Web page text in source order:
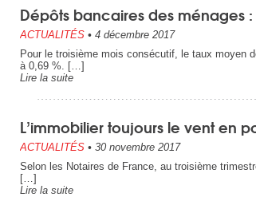
Dépôts bancaires des ménages
ACTUALITÉS • 4 décembre 2017
Pour le troisième mois consécutif, le taux moyen
à 0,69 %. […]
Lire la suite
L’immobilier toujours le vent en
ACTUALITÉS • 30 novembre 2017
Selon les Notaires de France, au troisième
[…]
Lire la suite